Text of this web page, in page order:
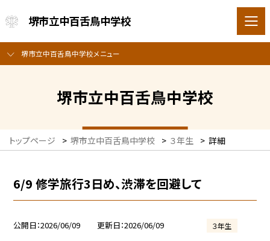
堺市立中百舌鳥中学校
堺市立中百舌鳥中学校メニュー
堺市立中百舌鳥中学校
トップページ > 堺市立中百舌鳥中学校 > ３年生 > 詳細
6/9 修学旅行3日め、渋滞を回避して
公開日 2026/06/09 更新日 2026/06/09 ３年生